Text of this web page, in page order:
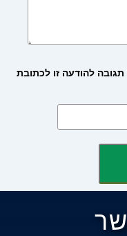
להודעה זו לכתובת